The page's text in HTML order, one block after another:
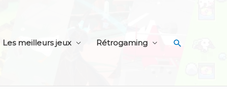
Les meilleurs jeux Rétrogaming